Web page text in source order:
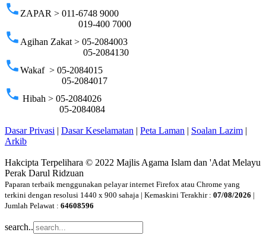
phone ZAPAR > 011-6748 9000
019-400 7000
phone Agihan Zakat > 05-2084003
05-2084130
phoneWakaf > 05-2084015
05-2084017
phone Hibah > 05-2084026
05-2084084
Dasar Privasi | Dasar Keselamatan | Peta Laman | Soalan Lazim |
Arkib
Hakcipta Terpelihara © 2022 Majlis Agama Islam dan 'Adat Melayu
Perak Darul Ridzuan
Paparan terbaik menggunakan pelayar internet Firefox atau Chrome yang
terkini dengan resolusi 1440 x 900 sahaja | Kemaskini Terakhir : 07/08/2026 |
Jumlah Pelawat : 64608596
search..